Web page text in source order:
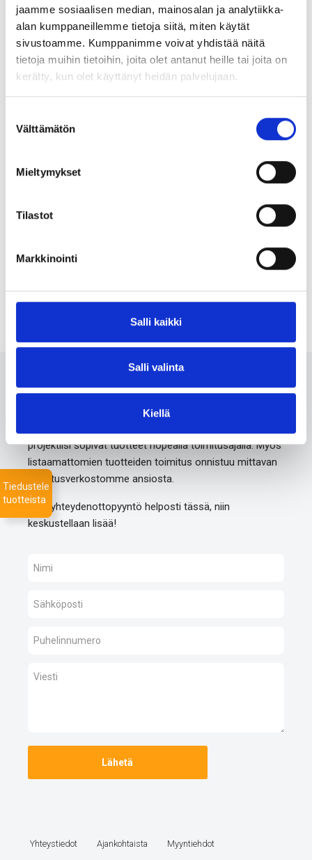
jaamme sosiaalisen median, mainosalan ja analytiikka-
alan kumppaneillemme tietoja siitä, miten käytät
sivustoamme. Kumppanimme voivat yhdistää näitä
tietoja muihin tietoihin, joita olet antanut heille tai joita on
kerätty, kun olet käyttänyt heidän palvelujaan.
valinta
Välttämätön
Mieltymykset
Tilastot
Markkinointi
Salli kaikki
Salli valinta
Kiellä
Pultin keskittäjä Keskittäjä
P-Clips
Ota meihin yhteyttä 24/7
projektiisi sopivat tuotteet nopealla toimitusajalla. Myös
listaamattomien tuotteiden toimitus onnistuu mittavan
toimitusverkostomme ansiosta.
Jätä yhteydenottopyyntö helposti tässä, niin
keskustellaan lisää!
Tiedustele
tuotteista
Yhteystiedot Ajankohtaista Myyntiehdot